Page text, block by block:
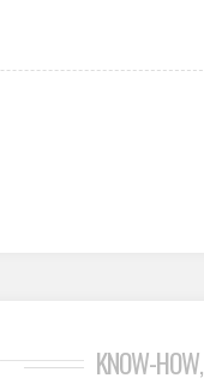
KNOW-HOW,